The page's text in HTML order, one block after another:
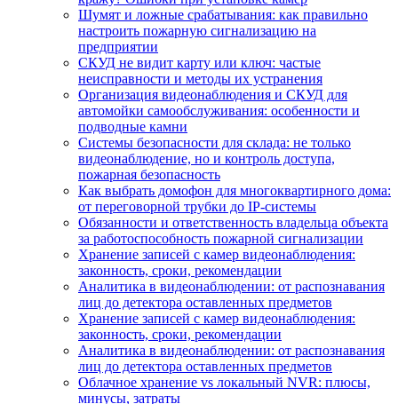
Шумят и ложные срабатывания: как правильно
настроить пожарную сигнализацию на
предприятии
СКУД не видит карту или ключ: частые
неисправности и методы их устранения
Организация видеонаблюдения и СКУД для
автомойки самообслуживания: особенности и
подводные камни
Системы безопасности для склада: не только
видеонаблюдение, но и контроль доступа,
пожарная безопасность
Как выбрать домофон для многоквартирного дома:
от переговорной трубки до IP-системы
Обязанности и ответственность владельца объекта
за работоспособность пожарной сигнализации
Хранение записей с камер видеонаблюдения:
законность, сроки, рекомендации
Аналитика в видеонаблюдении: от распознавания
лиц до детектора оставленных предметов
Хранение записей с камер видеонаблюдения:
законность, сроки, рекомендации
Аналитика в видеонаблюдении: от распознавания
лиц до детектора оставленных предметов
Облачное хранение vs локальный NVR: плюсы,
минусы, затраты